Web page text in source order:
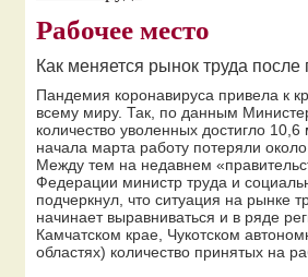
Рабочее место
Как меняется рынок труда
Пандемия коронавируса привела к
всему миру. Так, по данным
количество уволенных достигло
начала марта работу потеряли
Между тем на недавнем
Федерации министр труда и
подчеркнул, что ситуация на рынке
начинает выравниваться и в ряде
Камчатском крае, Чукотском
областях) количество принятых на